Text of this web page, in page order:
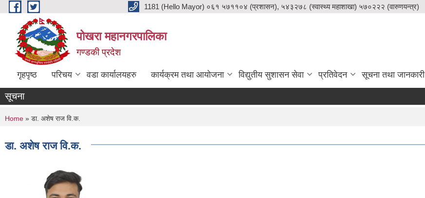
Skip to main content 1181 (Hello Mayor) ०६१ ५७११०४ (प्रशासन), ५४३२७८ (स्वास्थ्य महाशाखा) ५७०२२२ (वारुणयन्त्र)
पोखरा महानगरपालिका
गण्डकी प्रदेश
गृहपृष्ठ परिचय वडा कार्यालयहरु कार्यक्रम तथा आयोजना विद्युतीय सुशासन सेवा प्रतिवेदन सूचना तथा जानकारी
सूचना
You are here
Home » डा. अशेष राज वि.क.
डा. अशेष राज वि.क.